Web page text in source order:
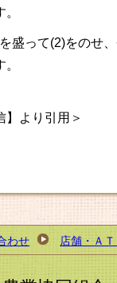
盛って(2)をのせ
】より引用＞
わせ 店舗・Ａ